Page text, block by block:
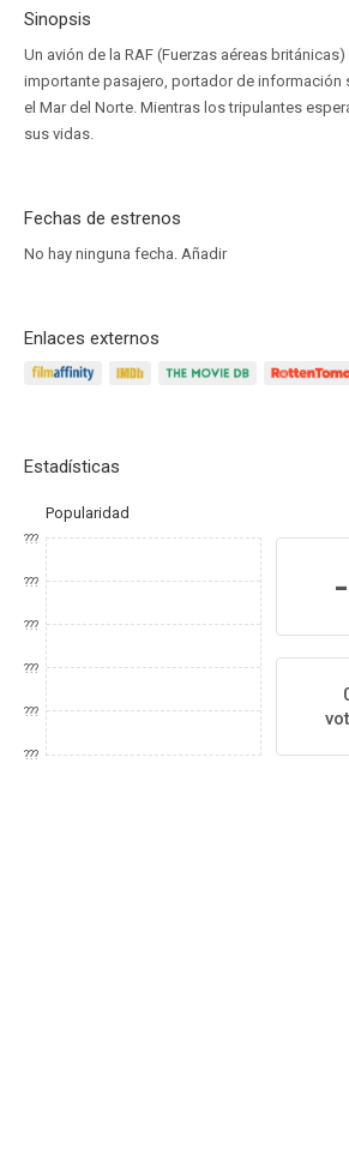
Sinopsis
Un avión de la RAF (Fuerzas aéreas
importante pasajero, portador de información
el Mar del Norte. Mientras los tripulantes
sus vidas.
Fechas de estrenos
No hay ninguna fecha. Añadir
Enlaces externos
Estadísticas
Popularidad
???
???
???
???
???
???